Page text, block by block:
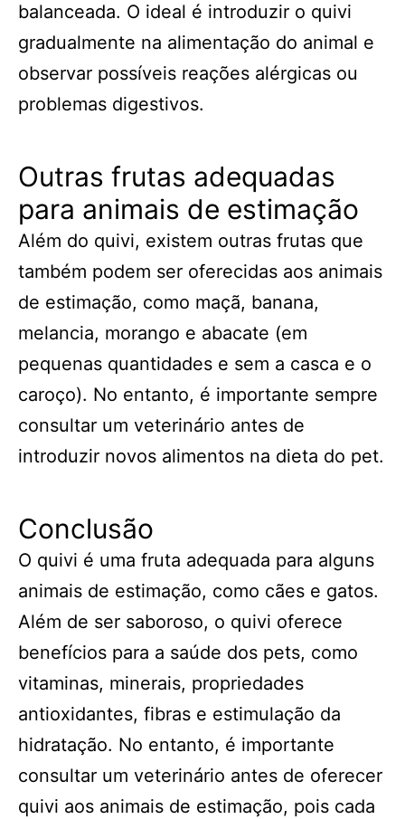
balanceada. O ideal é introduzir o quivi
gradualmente na alimentação do animal e
observar possíveis reações alérgicas ou
problemas digestivos.
Outras frutas adequadas
para animais de estimação
Além do quivi, existem outras frutas que
também podem ser oferecidas aos animais
de estimação, como maçã, banana,
melancia, morango e abacate (em
pequenas quantidades e sem a casca e o
caroço). No entanto, é importante sempre
consultar um veterinário antes de
introduzir novos alimentos na dieta do pet.
Conclusão
O quivi é uma fruta adequada para alguns
animais de estimação, como cães e gatos.
Além de ser saboroso, o quivi oferece
benefícios para a saúde dos pets, como
vitaminas, minerais, propriedades
antioxidantes, fibras e estimulação da
hidratação. No entanto, é importante
consultar um veterinário antes de oferecer
quivi aos animais de estimação, pois cada